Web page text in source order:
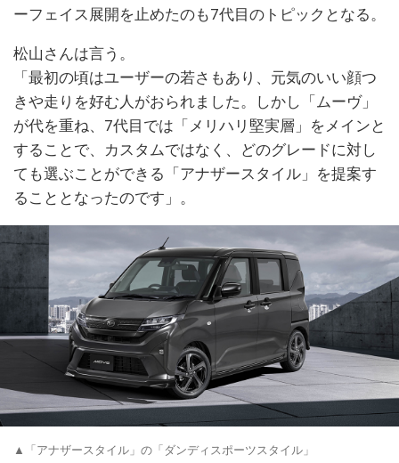
ーフェイス展開を止めたのも7代目のトピックとなる。
松山さんは言う。
「最初の頃はユーザーの若さもあり、元気のいい顔つ
きや走りを好む人がおられました。しかし「ムーヴ」
が代を重ね、7代目では「メリハリ堅実層」をメインと
することで、カスタムではなく、どのグレードに対し
ても選ぶことができる「アナザースタイル」を提案す
ることとなったのです」。
▲「アナザースタイル」の「ダンディスポーツスタイル」